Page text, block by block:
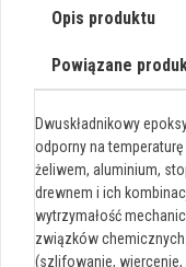
Opis produktu
Powiązane
Dwuskładnikowy
odporny na
żeliwem, aluminium,
drewnem i ich
wytrzymałość
związków
(szlifowanie, wiercenie,